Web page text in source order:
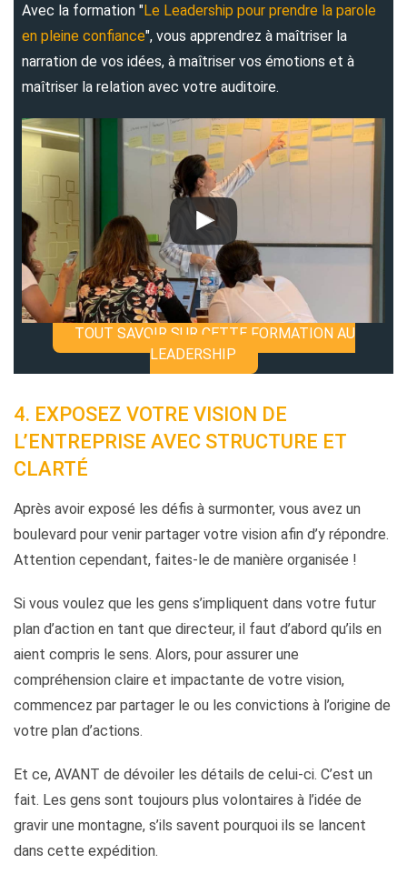
Avec la formation "Le Leadership pour prendre la parole
en pleine confiance", vous apprendrez à maîtriser la
narration de vos idées, à maîtriser vos émotions et à
maîtriser la relation avec votre auditoire.
TOUT SAVOIR SUR CETTE FORMATION AU
LEADERSHIP
4. EXPOSEZ VOTRE VISION DE
L’ENTREPRISE AVEC STRUCTURE ET
CLARTÉ
Après avoir exposé les défis à surmonter, vous avez un
boulevard pour venir partager votre vision afin d’y répondre.
Attention cependant, faites-le de manière organisée !
Si vous voulez que les gens s’impliquent dans votre futur
plan d’action en tant que directeur, il faut d’abord qu’ils en
aient compris le sens. Alors, pour assurer une
compréhension claire et impactante de votre vision,
commencez par partager le ou les convictions à l’origine de
votre plan d’actions.
Et ce, AVANT de dévoiler les détails de celui-ci. C’est un
fait. Les gens sont toujours plus volontaires à l’idée de
gravir une montagne, s’ils savent pourquoi ils se lancent
dans cette expédition.